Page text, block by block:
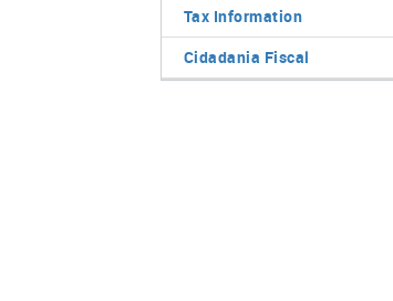
Tax Information
Cidadania Fiscal